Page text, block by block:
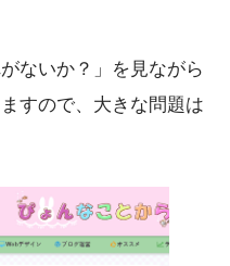
ないか？」を見ながら
すので、大きな問題は